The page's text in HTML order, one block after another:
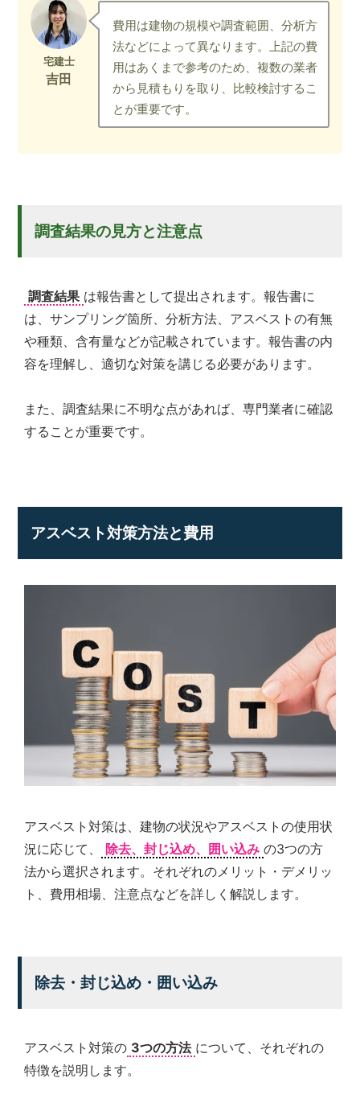
費用は建物の規模や調査範囲、分析方
法などによって異なります。上記の費
用はあくまで参考のため、複数の業者
から見積もりを取り、比較検討するこ
とが重要です。
調査結果の見方と注意点
調査結果 は報告書として提出されます。報告書に
は、サンプリング箇所、分析方法、アスベストの有無
や種類、含有量などが記載されています。報告書の内
容を理解し、適切な対策を講じる必要があります。
また、調査結果に不明な点があれば、専門業者に確認
することが重要です。
アスベスト対策方法と費用
アスベスト対策は、建物の状況やアスベストの使用状
況に応じて、
除去、封じ込め、囲い込み の3つの方
法から選択されます。それぞれのメリット・デメリッ
ト、費用相場、注意点などを詳しく解説します。
除去・封じ込め・囲い込み
アスベスト対策の 3つの方法 について、それぞれの
特徴を説明します。